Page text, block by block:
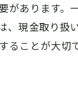
買取価格アップ
取手続きの流
高額買取を狙う
あります
現金取り
ことが大切